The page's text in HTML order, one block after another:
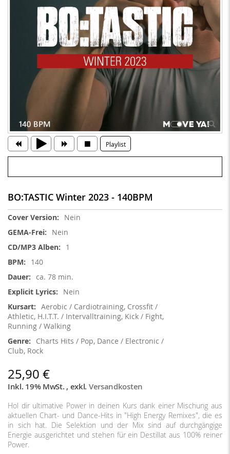
Playlist
BO:TASTIC Winter 2023 - 140BPM
Weitere
Nein
Nein
1
140
ca. 78 min.
Nein
Aerobic / Cardiotraining, Crossfit /
Athletic, H.I.T.T. / Intervalltraining, Kick / Fight,
Running / Walking
Charts Hits / Pop, Dance / Electronic /
Club, Rock
25,90 €
Inkl. 19% MwSt. , exkl. Versandkosten
Hol dir ultimative Power in deinen Kurs dank einer Mischung aus
aktuellen Chart- und Dance-Hits in "High Energy Remixes", die es
in sich hat. Die Selektion und der Mix sind auf durchgängige
Energie ausgerichtet und stehen für ein Destillat aus 100% reiner
Power.